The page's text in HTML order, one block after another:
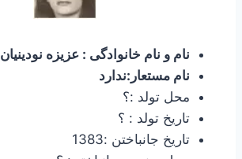
نام و نام خانوادگی : عزیزه نودینیان
نام مستعار:ندارد
محل تولد :؟
تاریخ تولد : ؟
تاریخ جانباختن :1383